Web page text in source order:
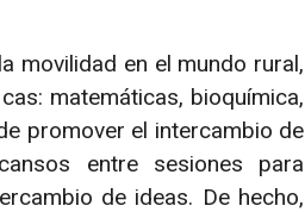
movilidad en el mundo rural,
matemáticas, bioquímica,
promover el intercambio de
entre sesiones para
de ideas. De hecho,